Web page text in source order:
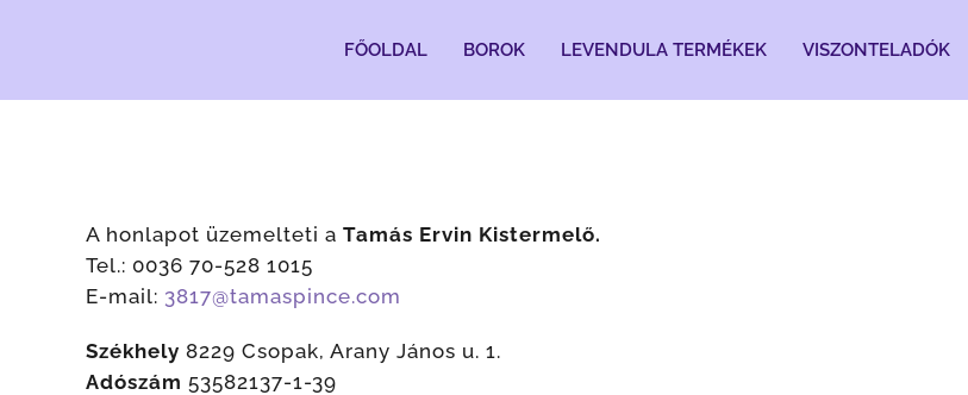
FŐOLDAL BOROK LEVENDULA TERMÉKEK VISZONTELADÓK
A honlapot üzemelteti a Tamás Ervin Kistermelő.
Tel.: 0036 70-528 1015
E-mail: 3817@tamaspince.com
Székhely 8229 Csopak, Arany János u. 1.
Adószám 53582137-1-39